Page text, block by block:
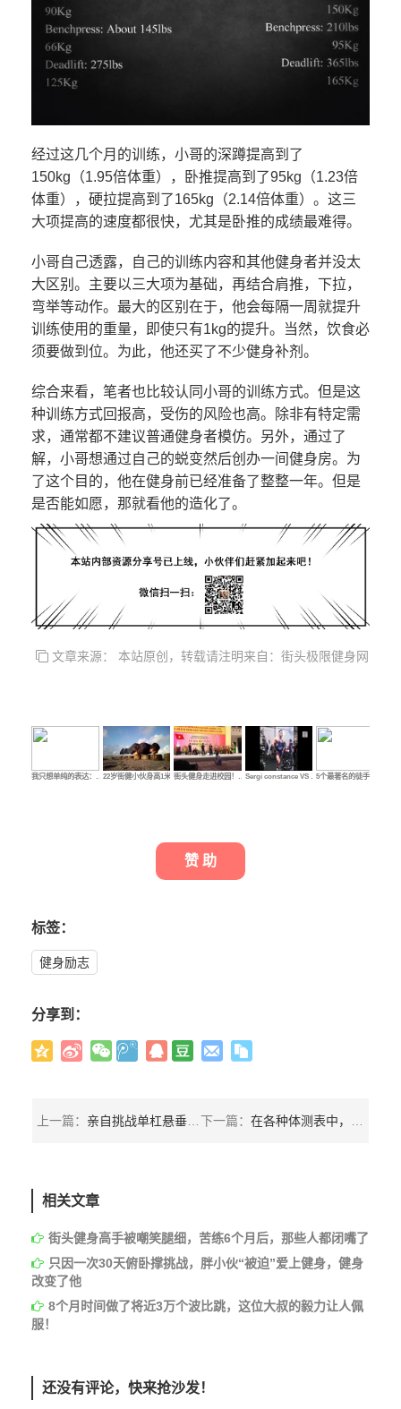
经过这几个月的训练，小哥的深蹲提高到了
150kg（1.95倍体重），卧推提高到了95kg（1.23倍
体重），硬拉提高到了165kg（2.14倍体重）。这三
大项提高的速度都很快，尤其是卧推的成绩最难得。
小哥自己透露，自己的训练内容和其他健身者并没太
大区别。主要以三大项为基础，再结合肩推，下拉，
弯举等动作。最大的区别在于，他会每隔一周就提升
训练使用的重量，即使只有1kg的提升。当然，饮食必
须要做到位。为此，他还买了不少健身补剂。
综合来看，笔者也比较认同小哥的训练方式。但是这
种训练方式回报高，受伤的风险也高。除非有特定需
求，通常都不建议普通健身者模仿。另外，通过了
解，小哥想通过自己的蜕变然后创办一间健身房。为
了这个目的，他在健身前已经准备了整整一年。但是
是否能如愿，那就看他的造化了。
文章来源： 本站原创，转载请注明来自：街头极限健身网
我只想单纯的表达：… 22岁街健小伙身高1米…街头健身走进校园！…Sergi constance VS …5个最著名的徒手自重…
赞 助
标签：
健身励志
分享到：
上一篇： 亲自挑战单杠悬垂100秒后，我找到了极少人可以成功的原因 下一篇： 在各种体测表中，为什么俯卧撑要做到30个才算是好身体？
相关文章
街头健身高手被嘲笑腿细，苦练6个月后，那些人都闭嘴了
只因一次30天俯卧撑挑战，胖小伙“被迫”爱上健身，健身
改变了他
8个月时间做了将近3万个波比跳，这位大叔的毅力让人佩
服！
还没有评论，快来抢沙发！